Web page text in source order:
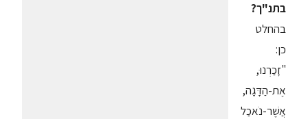
בתנ"ך?
בהחלט
כן:
"זָכַרְנוּ,
אֶת-הַדָּגָה,
אֲשֶׁר-נֹאכַל